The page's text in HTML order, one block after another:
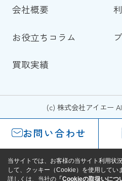
会社概要
お役立ちコラム
買取実績
(c) 株式会社アイエー
お問い合わせ
当サイトでは、お客様の当サイト利用状
して、クッキー（Cookie）を使用してい
詳しくは、当社の 「Cookieの取扱いにつ